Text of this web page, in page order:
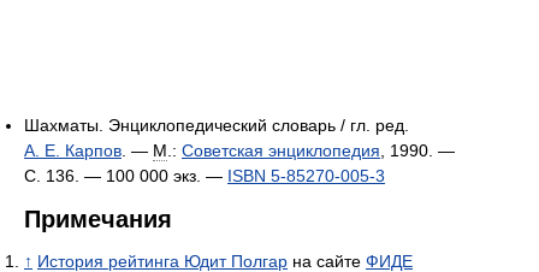
Шахматы. Энциклопедический словарь / гл. ред.
А. Е. Карпов . — М .: Советская энциклопедия , 1990. —
С. 136. — 100 000 экз. — ISBN 5-85270-005-3
Примечания
↑ История рейтинга Юдит Полгар на сайте ФИДЕ